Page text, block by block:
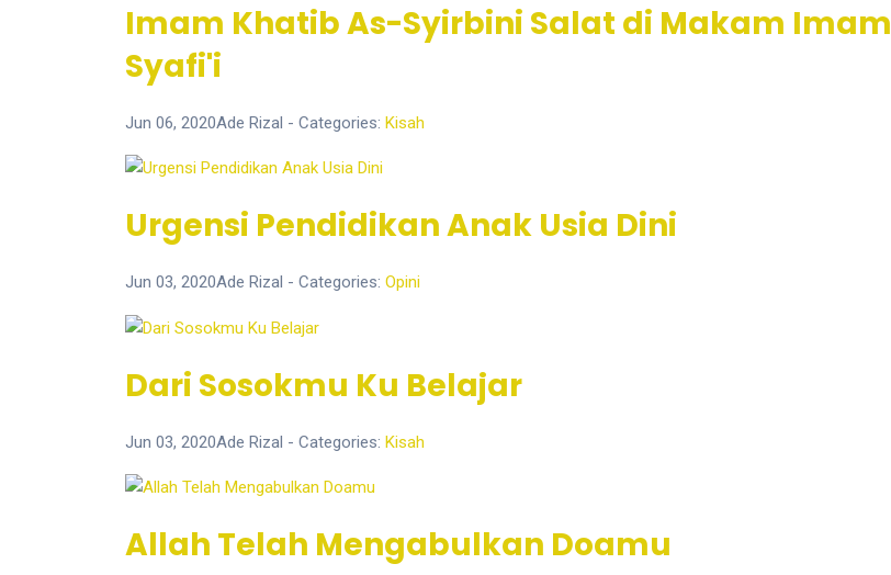
Imam Khatib As-Syirbini Salat di Makam Imam
Syafi'i
Jun 06, 2020Ade Rizal - Categories: Kisah
Urgensi Pendidikan Anak Usia Dini
Jun 03, 2020Ade Rizal - Categories: Opini
Dari Sosokmu Ku Belajar
Jun 03, 2020Ade Rizal - Categories: Kisah
Allah Telah Mengabulkan Doamu